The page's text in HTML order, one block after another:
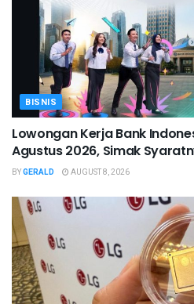
BISNIS
Lowongan Kerja Bank
Agustus 2026, Simak
BYGERALD AUGUST 8, 2026